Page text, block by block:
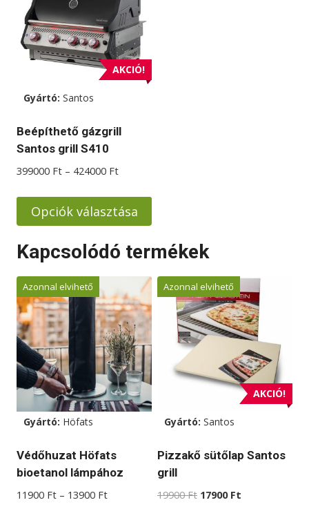
AKCIÓ!
Gyártó: Santos
Beépíthető gázgrill
Santos grill S410
399000 Ft – 424000 FtÁrtartomány:
-
424000 Ft
Opciók választása
a
több
variációja
van.
A
változatok
a
termékoldalon
választhatók
Kapcsolódó termékek
Azonnal elvihető
Gyártó: Höfats
Védőhuzat Höfats
bioetanol lámpához
11900 Ft – 13900 FtÁrtartomány:
AKCIÓ!
Azonnal elvihető
Gyártó: Santos
Pizzakő sütőlap Santos
grill
19900Ft Original
17900 Ft